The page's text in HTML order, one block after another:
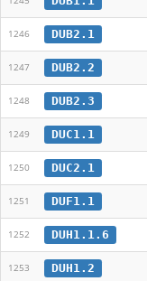
1246 DUB2.1
1247 DUB2.2
1248 DUB2.3
1249 DUC1.1
1250 DUC2.1
1251 DUF1.1
1252 DUH1.1.6
1253 DUH1.2